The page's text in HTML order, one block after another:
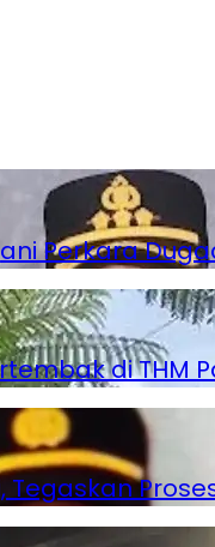
Perkara
di THM